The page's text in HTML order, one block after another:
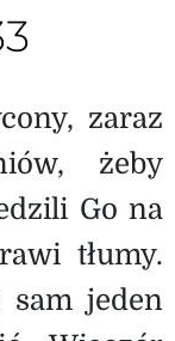
zaraz
żeby
Go na
tłumy.
sam jeden